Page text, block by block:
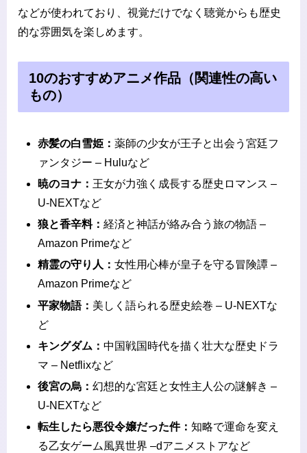
などが使われており、視覚だけでなく聴覚からも歴史
的な雰囲気を楽しめます。
10のおすすめアニメ作品（関連性の高い
もの）
赤髪の白雪姫：薬師の少女が王子と出会う宮廷フ
ァンタジー – Huluなど
暁のヨナ： 王女が力強く成長する歴史ロマンス –
U-NEXTなど
狼と香辛料：経済と神話が絡み合う旅の物語 –
Amazon Primeなど
精霊の守り人：女性用心棒が皇子を守る冒険譚 –
Amazon Primeなど
平家物語： 美しく語られる歴史絵巻 – U-NEXTな
ど
キングダム：中国戦国時代を描く壮大な歴史ドラ
マ – Netflixなど
後宮の烏：幻想的な宮廷と女性主人公の謎解き –
U-NEXTなど
転生したら悪役令嬢だった件：知略で運命を変え
る乙女ゲーム風異世界 –dアニメストアなど